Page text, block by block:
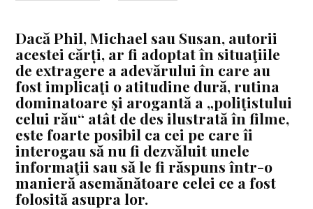
Dacă Phil, Michael sau Susan, autorii
acestei cărți, ar fi adoptat în situaţiile
de extragere a adevărului în care au
fost implicaţi o atitudine dură, rutina
dominatoare şi arogantă a „poliţistului
celui rău“ atât de des ilustrată în filme,
este foarte posibil ca cei pe care îi
interogau să nu fi dezvăluit unele
informaţii sau să le fi răspuns într-o
manieră asemănătoare celei ce a fost
folosită asupra lor.